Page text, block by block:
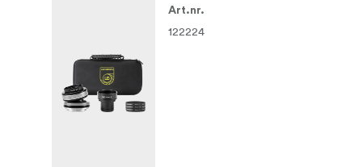
Art.nr.
122224